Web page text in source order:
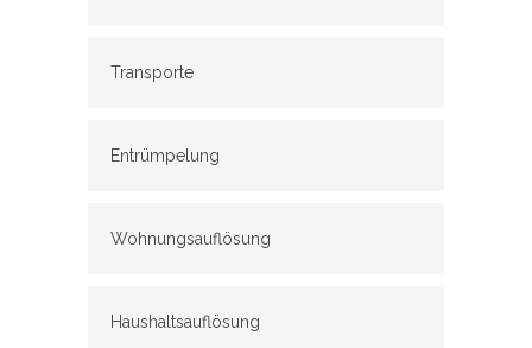
Transporte
Entrümpelung
Wohnungsauflösung
Haushaltsauflösung